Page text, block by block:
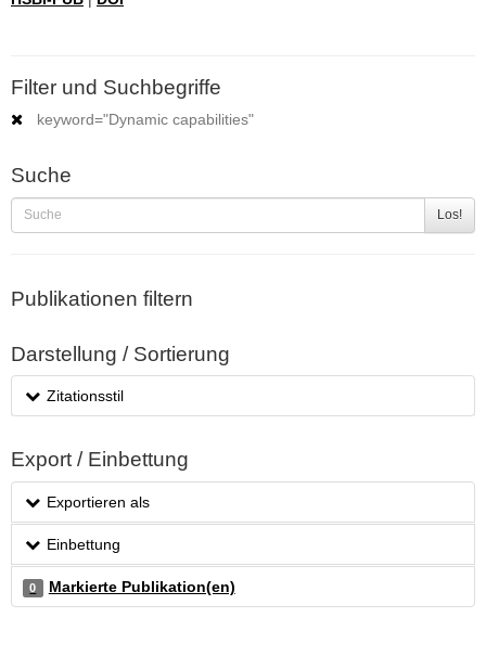
Filter und Suchbegriffe
keyword="Dynamic capabilities"
Suche
Los!
Publikationen filtern
Darstellung / Sortierung
Zitationsstil
Export / Einbettung
Exportieren als
Einbettung
0 Markierte Publikation(en)